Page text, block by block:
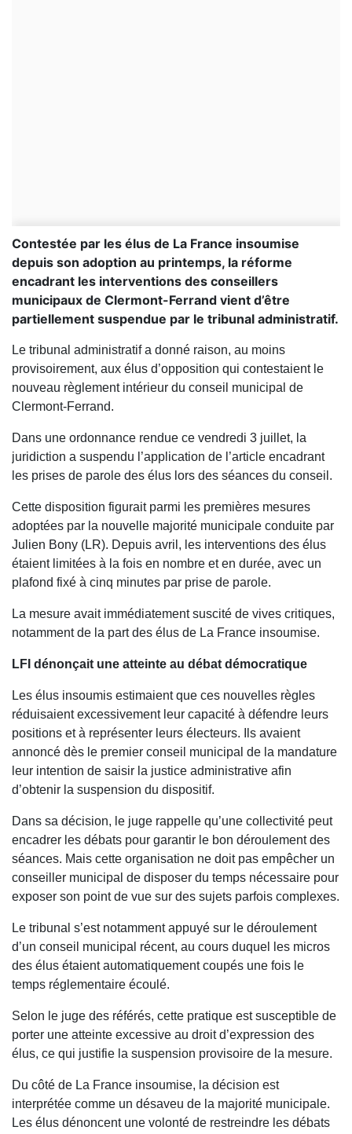
Contestée par les élus de La France insoumise
depuis son adoption au printemps, la réforme
encadrant les interventions des conseillers
municipaux de Clermont-Ferrand vient d’être
partiellement suspendue par le tribunal administratif.
Le tribunal administratif a donné raison, au moins
provisoirement, aux élus d’opposition qui contestaient le
nouveau règlement intérieur du conseil municipal de
Clermont-Ferrand.
Dans une ordonnance rendue ce vendredi 3 juillet, la
juridiction a suspendu l’application de l’article encadrant
les prises de parole des élus lors des séances du conseil.
Cette disposition figurait parmi les premières mesures
adoptées par la nouvelle majorité municipale conduite par
Julien Bony (LR). Depuis avril, les interventions des élus
étaient limitées à la fois en nombre et en durée, avec un
plafond fixé à cinq minutes par prise de parole.
La mesure avait immédiatement suscité de vives critiques,
notamment de la part des élus de La France insoumise.
LFI dénonçait une atteinte au débat démocratique
Les élus insoumis estimaient que ces nouvelles règles
réduisaient excessivement leur capacité à défendre leurs
positions et à représenter leurs électeurs. Ils avaient
annoncé dès le premier conseil municipal de la mandature
leur intention de saisir la justice administrative afin
d’obtenir la suspension du dispositif.
Dans sa décision, le juge rappelle qu’une collectivité peut
encadrer les débats pour garantir le bon déroulement des
séances. Mais cette organisation ne doit pas empêcher un
conseiller municipal de disposer du temps nécessaire pour
exposer son point de vue sur des sujets parfois complexes.
Le tribunal s’est notamment appuyé sur le déroulement
d’un conseil municipal récent, au cours duquel les micros
des élus étaient automatiquement coupés une fois le
temps réglementaire écoulé.
Selon le juge des référés, cette pratique est susceptible de
porter une atteinte excessive au droit d’expression des
élus, ce qui justifie la suspension provisoire de la mesure.
Du côté de La France insoumise, la décision est
interprétée comme un désaveu de la majorité municipale.
Les élus dénoncent une volonté de restreindre les débats